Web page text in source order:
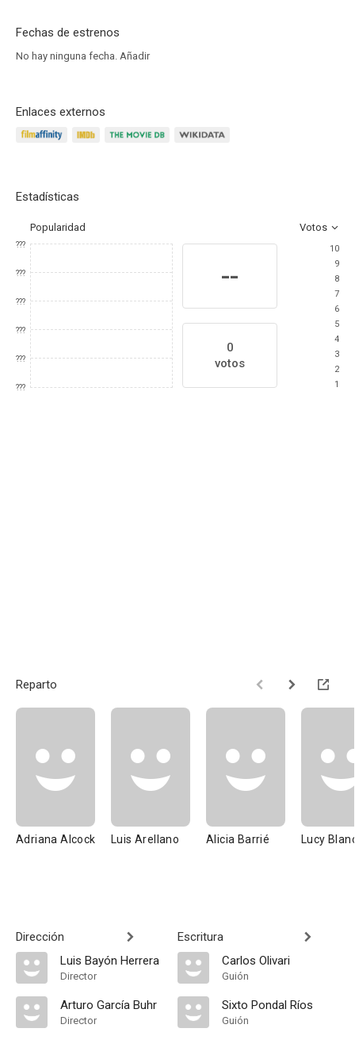
Fechas de estrenos
No hay ninguna fecha. Añadir
Enlaces externos
Estadísticas
Popularidad Votos
???
???
???
???
???
???
--
0
votos
10
9
8
7
6
5
4
3
2
1
Reparto
Adriana Alcock Luis Arellano Alicia Barrié Lucy
Dirección
Luis Bayón Herrera
Director
Arturo García Buhr
Director
Escritura
Carlos Olivari
Guión
Sixto Pondal Ríos
Guión